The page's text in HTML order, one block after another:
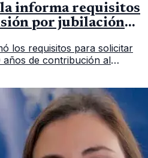
informa requisitos
por jubilación
los requisitos para solicitar
años de contribución al